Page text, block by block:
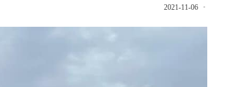
2021-11-06